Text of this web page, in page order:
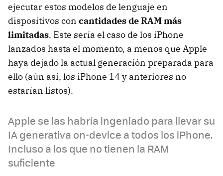
ejecutar estos modelos de lenguaje en
dispositivos con cantidades de RAM más
limitadas. Este sería el caso de los iPhone
lanzados hasta el momento, a menos que Apple
haya dejado la actual generación preparada para
ello (aún así, los iPhone 14 y anteriores no
estarían listos).
Apple se las habría ingeniado para llevar su
IA generativa on-device a todos los iPhone.
Incluso a los que no tienen la RAM
suficiente